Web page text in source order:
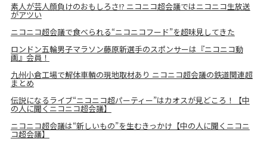
素人が芸人顔負けのおもしろさ!? ニコニコ超会議ではニコニコ生放送
がアツい
ニコニコ超会議で食べられる“ニコニコフード”を超味見してきた
ロンドン五輪男子マラソン藤原新選手のスポンサーは『ニコニコ動
画』会員！
九州小倉工場で解体車輌の現地取材あり ニコニコ超会議の鉄道関連超
まとめ
伝説になるライブ“ニコニコ超パーティー”はカオスが見どころ！【中
の人に聞くニコニコ超会議】
ニコニコ超会議は“新しいもの”を生むきっかけ【中の人に聞くニコニ
コ超会議】